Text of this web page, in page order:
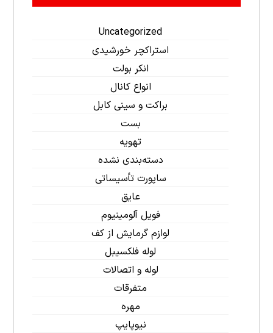
Uncategorized
استراکچر خورشیدی
انکر بولت
انواع کانال
براکت و سینی کابل
بست
تهویه
دسته‌بندی نشده
ساپورت تأسیساتی
عایق
فویل آلومینیوم
لوازم گرمایش از کف
لوله فلکسیبل
لوله و اتصالات
متفرقات
مهره
نیوپایپ